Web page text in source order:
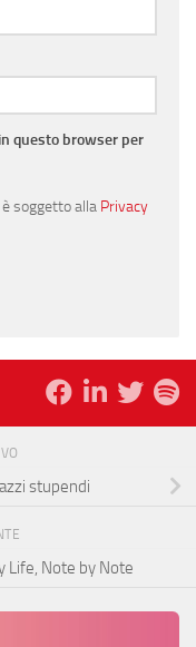
questo browser per
soggetto alla Privacy
stupendi
Life, Note by Note